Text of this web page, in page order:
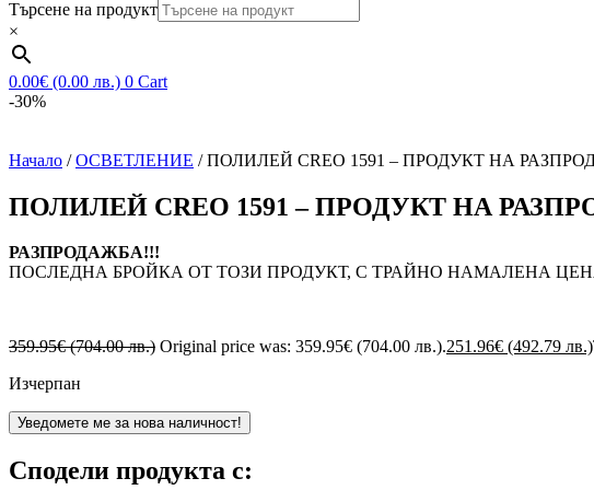
Търсене на продукт
×
0.00€ (0.00 лв.) 0 Cart
-30%
Начало /ОСВЕТЛЕНИЕ / ПОЛИЛЕЙ CREO 1591 – ПРОДУКТ НА
ПОЛИЛЕЙ CREO 1591 – ПРОДУКТ НА
РАЗПРОДАЖБА!!!
ПОСЛЕДНА БРОЙКА ОТ ТОЗИ ПРОДУКТ, С ТРАЙНО НАМАЛЕНА
359.95€ (704.00 лв.) Original price was: 359.95€ (704.00 лв.).251.96€ (492.79 лв.)
Изчерпан
Уведомете ме за нова наличност!
Сподели продукта с: